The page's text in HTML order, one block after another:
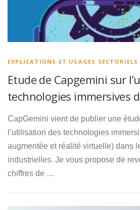
EXPLICATIONS ET USAGES SECTORIELS
Etude de Capgemini sur
technologies immersives
CapGemini vient de publier une
l’utilisation des technologies
augmentée et réalité virtuelle) dans
industrielles. Je vous propose de
chiffres de …